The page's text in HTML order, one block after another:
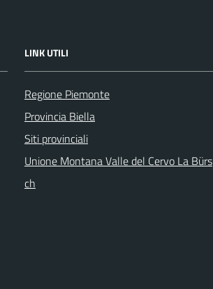
LINK UTILI
Regione Piemonte
Provincia Biella
Siti provinciali
Unione Montana Valle del Cervo La Bürs
ch